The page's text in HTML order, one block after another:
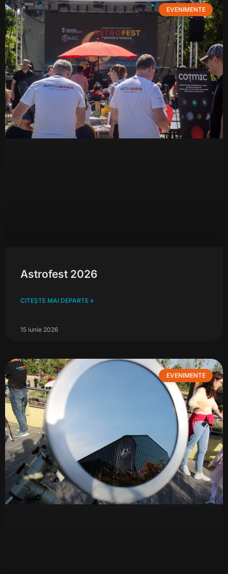
EVENIMENTE
Astrofest 2026
CITEȘTE MAI DEPARTE »
15 iunie 2026
EVENIMENTE